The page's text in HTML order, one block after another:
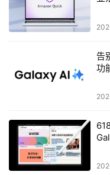
Cohesity还逐步实现了
并能将其映射进统一语
这一整套体系，使得
业AI的数据输入管家
Cohesity也进一步使
链的位置。在AI成为企
直接决定了智能体的
告
功